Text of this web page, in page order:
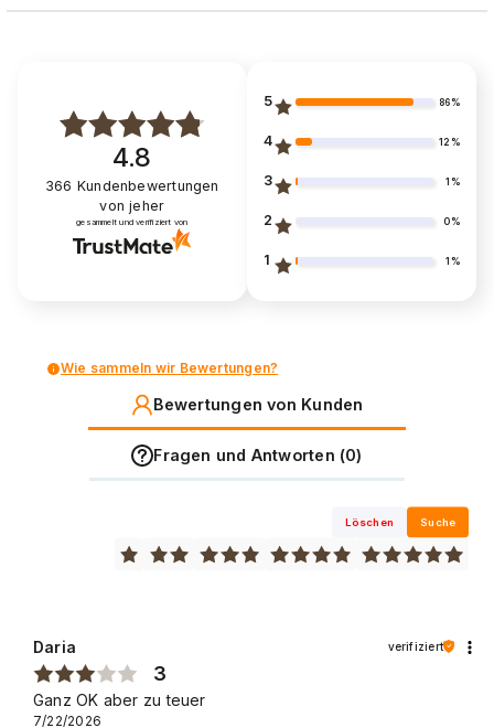
4.8
366 Kundenbewertungen
von jeher
gesammelt und verifiziert von
5 86%
4 12%
3 1%
2 0%
1 1%
Wie sammeln wir Bewertungen?
Bewertungen von Kunden
Fragen und Antworten (0)
Löschen Suche
Daria verifiziert
3
Ganz OK aber zu teuer
7/22/2026